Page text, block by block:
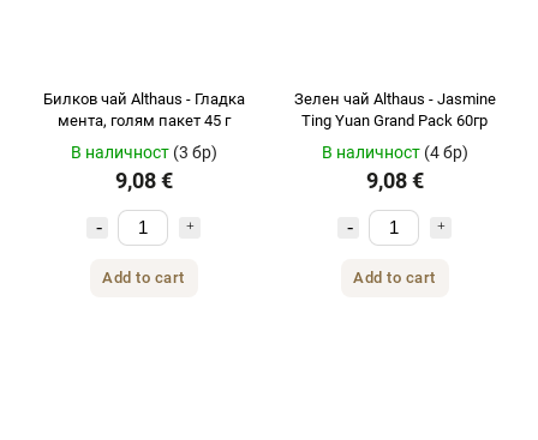
Билков чай ​​Althaus - Гладка
мента, голям пакет 45 г
В наличност (3 бр)
9,08 €
Add to cart
Зелен чай Althaus - Jasmine
Ting Yuan Grand Pack 60гр
В наличност (4 бр)
9,08 €
Add to cart